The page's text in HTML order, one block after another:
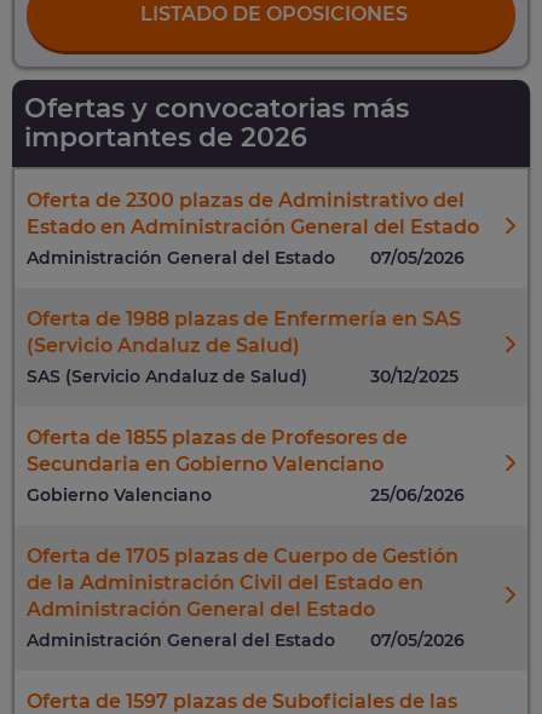
LISTADO DE OPOSICIONES
Ofertas y convocatorias más
importantes de 2026
Oferta de 2300 plazas de Administrativo del
Estado en Administración General del Estado
Administración General del Estado 07/05/2026
Oferta de 1988 plazas de Enfermería en SAS
(Servicio Andaluz de Salud)
SAS (Servicio Andaluz de Salud) 30/12/2025
Oferta de 1855 plazas de Profesores de
Secundaria en Gobierno Valenciano
Gobierno Valenciano 25/06/2026
Oferta de 1705 plazas de Cuerpo de Gestión
de la Administración Civil del Estado en
Administración General del Estado
Administración General del Estado 07/05/2026
Oferta de 1597 plazas de Suboficiales de las